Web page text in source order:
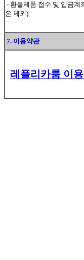
- 환불제품 접수 및 입금계
은 제외)
7. 이용약관
레플리카룸 이용